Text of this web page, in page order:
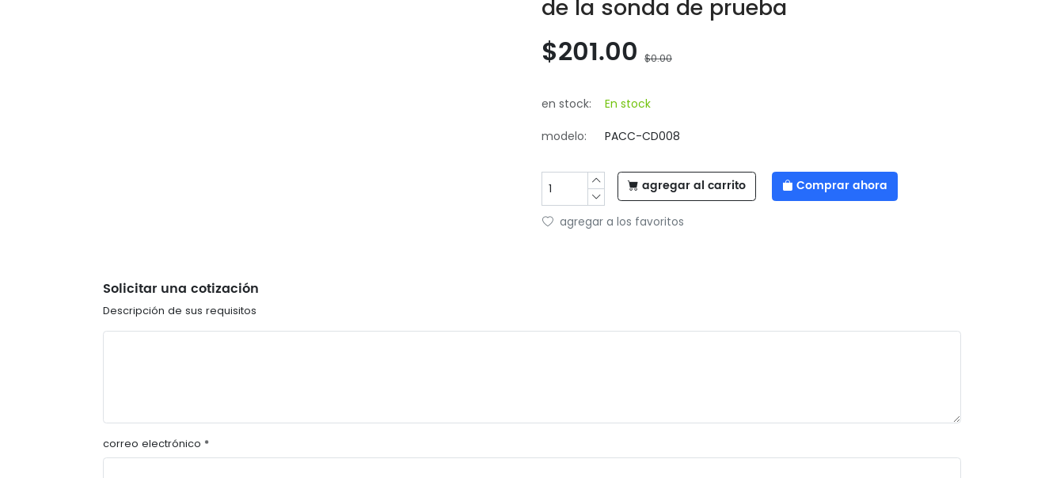
de la sonda de prueba
$201.00 $0.00
en stock: En stock
modelo: PACC-CD008
agregar al carrito Comprar ahora
agregar a los favoritos
Solicitar una cotización
Descripción de sus requisitos
correo electrónico *